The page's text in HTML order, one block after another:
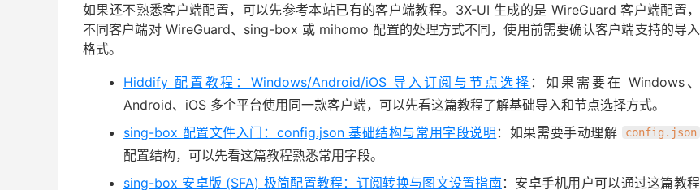
如果还不熟悉客户端配置，可以先参考本站已有的客户端教程。3X-UI 生成的是 WireGuard 客户端配置，
不同客户端对 WireGuard、sing-box 或 mihomo 配置的处理方式不同，使用前需要确认客户端支持的导入
格式。
Hiddify 配置教程：Windows/Android/iOS 导入订阅与节点选择 ：如果需要在 Windows、
Android、iOS 多个平台使用同一款客户端，可以先看这篇教程了解基础导入和节点选择方式。
sing-box 配置文件入门：config.json 基础结构与常用字段说明 ：如果需要手动理解 config.json
配置结构，可以先看这篇教程熟悉常用字段。
sing-box 安卓版 (SFA) 极简配置教程：订阅转换与图文设置指南 ：安卓手机用户可以通过这篇教程